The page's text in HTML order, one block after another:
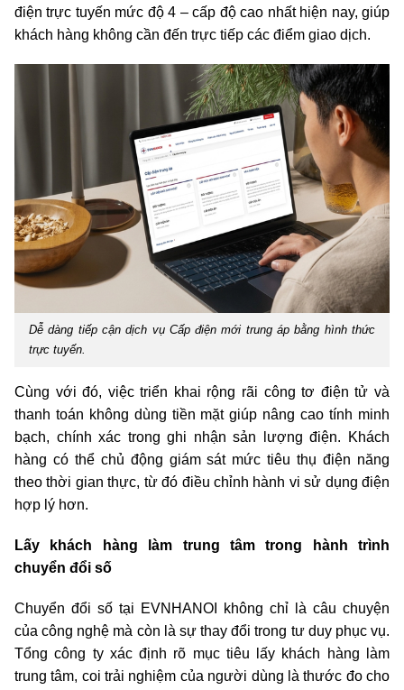
điện trực tuyến mức độ 4 – cấp độ cao nhất hiện nay, giúp
khách hàng không cần đến trực tiếp các điểm giao dịch.
Dễ dàng tiếp cận dịch vụ Cấp điện mới trung áp bằng hình thức
trực tuyến.
Cùng với đó, việc triển khai rộng rãi công tơ điện tử và
thanh toán không dùng tiền mặt giúp nâng cao tính minh
bạch, chính xác trong ghi nhận sản lượng điện. Khách
hàng có thể chủ động giám sát mức tiêu thụ điện năng
theo thời gian thực, từ đó điều chỉnh hành vi sử dụng điện
hợp lý hơn.
Lấy khách hàng làm trung tâm trong hành trình
chuyển đổi số
Chuyển đổi số tại EVNHANOI không chỉ là câu chuyện
của công nghệ mà còn là sự thay đổi trong tư duy phục vụ.
Tổng công ty xác định rõ mục tiêu lấy khách hàng làm
trung tâm, coi trải nghiệm của người dùng là thước đo cho